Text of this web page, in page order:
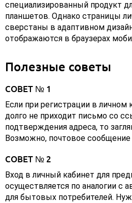
специализированный продукт
планшетов. Однако страницы
сверстаны в адаптивном
отображаются в браузерах
Полезные советы
СОВЕТ № 1
Если при регистрации в
долго не приходит письмо со
подтверждения адреса, то
Возможно, почтовое сообщение
СОВЕТ № 2
Вход в личный кабинет для
осуществляется по аналогии с
для бытовых потребителей.